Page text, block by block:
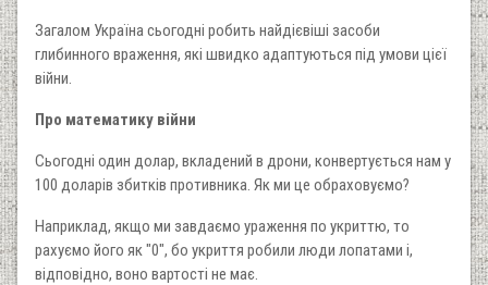
Загалом Україна сьогодні робить найдієвіші засоби
глибинного враження, які швидко адаптуються під умови цієї
війни.
Про математику війни
Сьогодні один долар, вкладений в дрони, конвертується нам у
100 доларів збитків противника. Як ми це обраховуємо?
Наприклад, якщо ми завдаємо ураження по укриттю, то
рахуємо його як "0", бо укриття робили люди лопатами і,
відповідно, воно вартості не має.